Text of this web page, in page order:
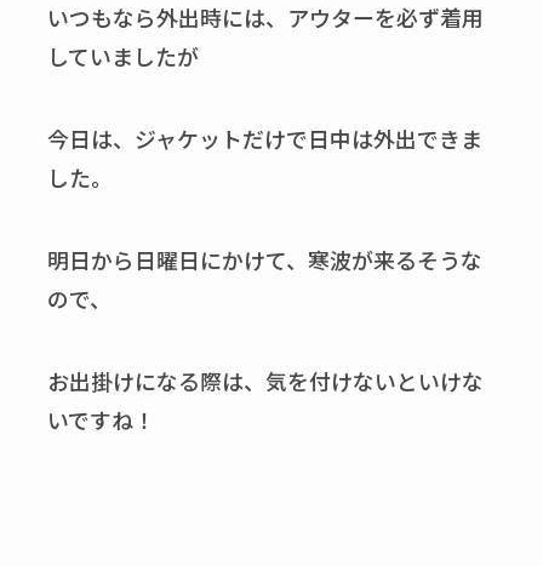
いつもなら外出時には、アウターを必ず着用
していましたが
今日は、ジャケットだけで日中は外出できま
した。
明日から日曜日にかけて、寒波が来るそうな
ので、
お出掛けになる際は、気を付けないといけな
いですね！